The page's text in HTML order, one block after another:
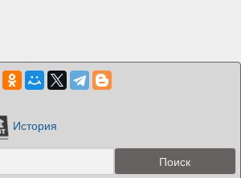
История